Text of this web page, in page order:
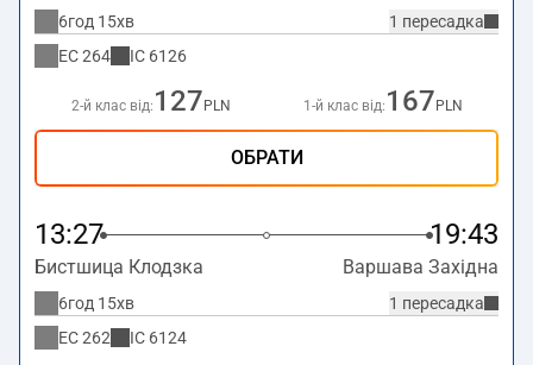
1 пересадка
6год 15хв
EC264 IC 6126
2-й клас від: 127 PLN 1-й клас від: 167 PLN
ОБРАТИ
13:27 19:43
Бистшица Клодзка Варшава Західна
1 пересадка
6год 15хв
EC262 IC 6124